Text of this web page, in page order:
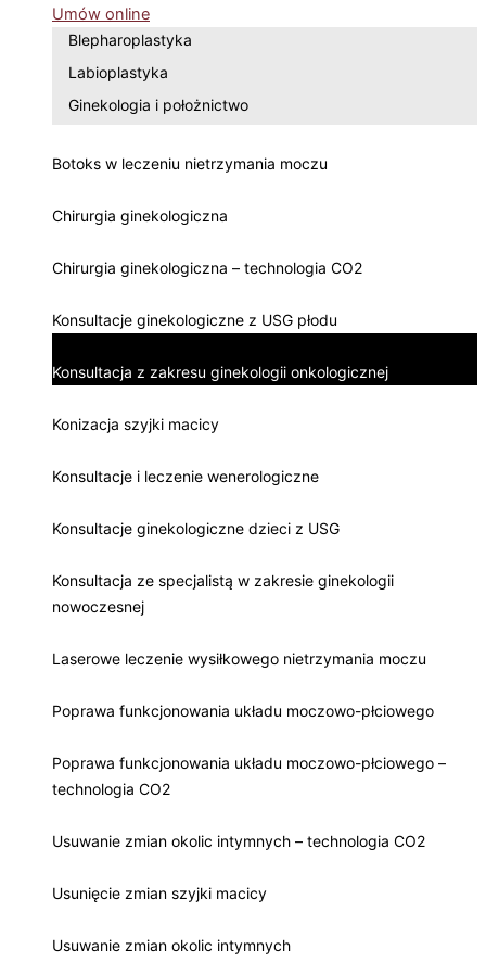
Umów online
Blepharoplastyka
Labioplastyka
Ginekologia i położnictwo
Botoks w leczeniu nietrzymania moczu
Chirurgia ginekologiczna
Chirurgia ginekologiczna – technologia CO2
Konsultacje ginekologiczne z USG płodu
Konsultacja z zakresu ginekologii onkologicznej
Konizacja szyjki macicy
Konsultacje i leczenie wenerologiczne
Konsultacje ginekologiczne dzieci z USG
Konsultacja ze specjalistą w zakresie ginekologii
nowoczesnej
Laserowe leczenie wysiłkowego nietrzymania moczu
Poprawa funkcjonowania układu moczowo-płciowego
Poprawa funkcjonowania układu moczowo-płciowego –
technologia CO2
Usuwanie zmian okolic intymnych – technologia CO2
Usunięcie zmian szyjki macicy
Usuwanie zmian okolic intymnych